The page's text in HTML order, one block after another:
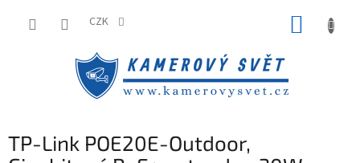
CZK
TP-Link POE20E-Outdoor,